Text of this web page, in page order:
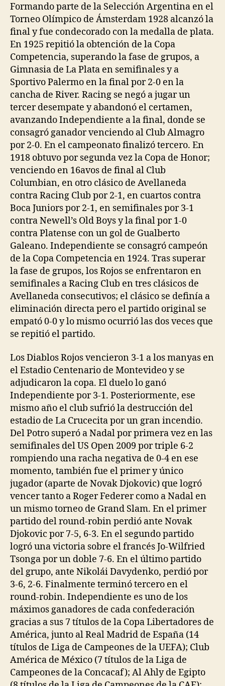
Formando parte de la Selección Argentina en el
Torneo Olímpico de Ámsterdam 1928 alcanzó la
final y fue condecorado con la medalla de plata.
En 1925 repitió la obtención de la Copa
Competencia, superando la fase de grupos, a
Gimnasia de La Plata en semifinales y a
Sportivo Palermo en la final por 2-0 en la
cancha de River. Racing se negó a jugar un
tercer desempate y abandonó el certamen,
avanzando Independiente a la final, donde se
consagró ganador venciendo al Club Almagro
por 2-0. En el campeonato finalizó tercero. En
1918 obtuvo por segunda vez la Copa de Honor;
venciendo en 16avos de final al Club
Columbian, en otro clásico de Avellaneda
contra Racing Club por 2-1, en cuartos contra
Boca Juniors por 2-1, en semifinales por 3-1
contra Newell’s Old Boys y la final por 1-0
contra Platense con un gol de Gualberto
Galeano. Independiente se consagró campeón
de la Copa Competencia en 1924. Tras superar
la fase de grupos, los Rojos se enfrentaron en
semifinales a Racing Club en tres clásicos de
Avellaneda consecutivos; el clásico se definía a
eliminación directa pero el partido original se
empató 0-0 y lo mismo ocurrió las dos veces que
se repitió el partido.
Los Diablos Rojos vencieron 3-1 a los manyas en
el Estadio Centenario de Montevideo y se
adjudicaron la copa. El duelo lo ganó
Independiente por 3-1. Posteriormente, ese
mismo año el club sufrió la destrucción del
estadio de La Crucecita por un gran incendio.
Del Potro superó a Nadal por primera vez en las
semifinales del US Open 2009 por triple 6-2
rompiendo una racha negativa de 0-4 en ese
momento, también fue el primer y único
jugador (aparte de Novak Djokovic) que logró
vencer tanto a Roger Federer como a Nadal en
un mismo torneo de Grand Slam. En el primer
partido del round-robin perdió ante Novak
Djokovic por 7-5, 6-3. En el segundo partido
logró una victoria sobre el francés Jo-Wilfried
Tsonga por un doble 7-6. En el último partido
del grupo, ante Nikolái Davydenko, perdió por
3-6, 2-6. Finalmente terminó tercero en el
round-robin. Independiente es uno de los
máximos ganadores de cada confederación
gracias a sus 7 títulos de la Copa Libertadores de
América, junto al Real Madrid de España (14
títulos de Liga de Campeones de la UEFA); Club
América de México (7 títulos de la Liga de
Campeones de la Concacaf); Al Ahly de Egipto